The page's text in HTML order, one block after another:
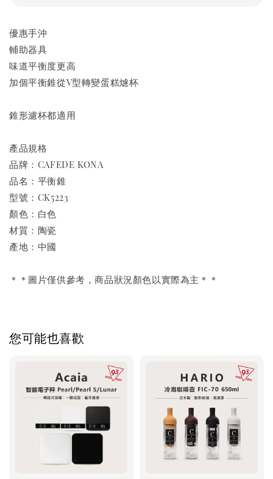
優惠手沖
輔助器具
味道平衡度更高
加個平衡錐從V型轉變蛋糕爈杯
錐形濾杯都適用
產品規格
品牌：CAFEDE KONA
品名：平衡錐
型號：CK5223
顏色：白色
材質：陶瓷
產地：中國
＊＊圖片僅供參考，商品狀況顏色以實際為主＊＊
您可能也喜歡